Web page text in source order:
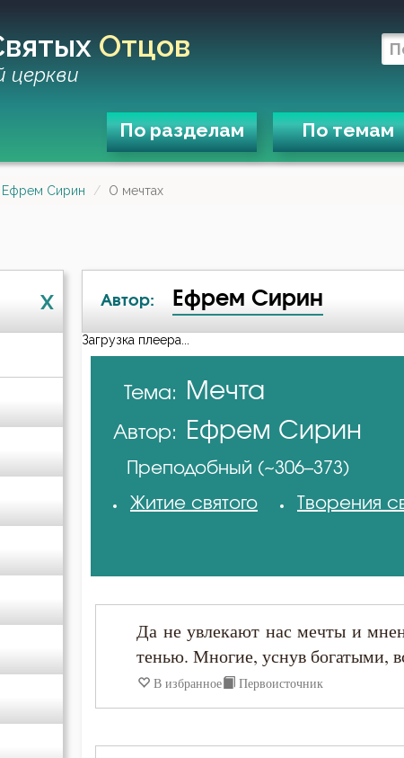
Отцов
церкви
По разделам По темам
Ефрем Сирин О мечтах
X Автор: Ефрем Сирин
А-я
Ефрем Сирин
Иоанн Лествичник
Загрузка плеера...
Тема: Мечта
Автор: Ефрем Сирин
Преподобный (~306–373)
Житие святого
Творения
Да не увлекают нас мечты и
тенью. Многие, уснув богатыми,
В избранное Первоисточник